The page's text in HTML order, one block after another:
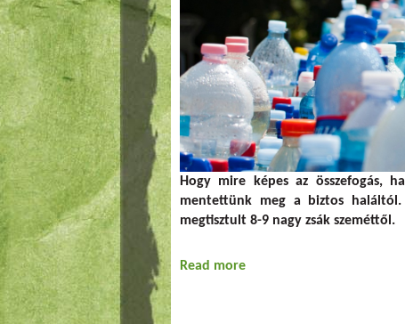
Hogy mire képes az összefogás,
mentettünk meg a biztos
megtisztult 8-9 nagy zsák szeméttől.
Read more